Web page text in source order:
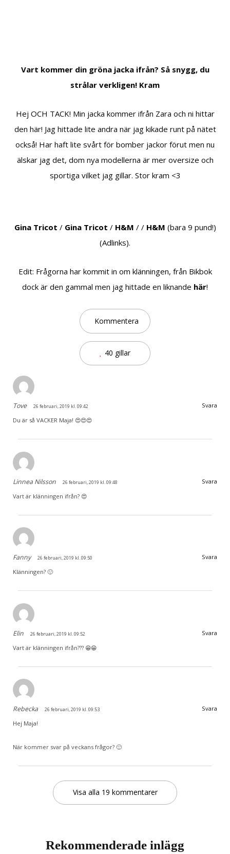
Vart kommer din gröna jacka ifrån? Så snygg, du
strålar verkligen! Kram
Hej OCH TACK! Min jacka kommer ifrån Zara och ni hittar
den här! Jag hittade lite andra när jag kikade runt på nätet
också! Har haft lite svårt för bomber jackor förut men nu
älskar jag det, dom nya modellerna är mer oversize och
sportiga vilket jag gillar. Stor kram <3
Gina Tricot / Gina Tricot / H&M / / H&M (bara 9 pund!)
(Adlinks).
Edit: Frågorna har kommit in om klänningen, från Bikbok
dock är den gammal men jag hittade en liknande här!
Kommentera
40 gillar
Svara
Tove 26 februari, 2019 kl. 09:42
Du är så VACKER Maja! 😍😍😍
Svara
Linnea Nilsson 26 februari, 2019 kl. 09:48
Vart är klänningen ifrån? 😍
Svara
Fanny 26 februari, 2019 kl. 09:50
Klänningen? 🙂
Svara
Elin 26 februari, 2019 kl. 09:52
Vart är klänningen ifrån??? 😁😁
Svara
Rebecka 26 februari, 2019 kl. 09:53
Hej Maja!
När kommer svar på veckans frågor? 🙂
Visa alla 19 kommentarer
Rekommenderade inlägg